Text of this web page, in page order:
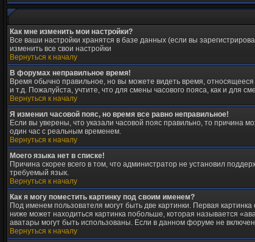
Как мне изменить мои настройки?
Все ваши настройки хранятся в базе данных (если вы
изменить все свои настройки
Вернуться к началу
В форумах неправильное время!
Время обычно правильное, но вы можете видеть время, относящееся
и т.д. Пожалуйста, учтите, что для смены часового пояса, как и для
Вернуться к началу
Я изменил часовой пояс, но время все равно неправильное!
Если вы уверены, что указали часовой пояс правильно, то причина
один час с реальным временем.
Вернуться к началу
Моего языка нет в списке!
Причина скорее всего в том, что администратор не установил
требуемый язык.
Вернуться к началу
Как я могу поместить картинку под своим именем?
Под именем пользователя могут быть две картинки. Первая
ниже может находиться картинка побольше, которая называется
аватары могут быть использованы. Если в данном форуме не
Вернуться к началу